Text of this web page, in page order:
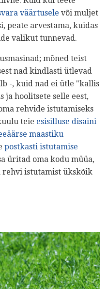
väärtusele või muljet
peate arvestama, kuidas
valikut tunnevad.
mõned teist
nad kindlasti ütlevad
-, kuid nad ei ütle "kallis
ja hoolitsete selle eest,
rehvide istutamiseks
teie esisilluse disaini
maastiku
postkasti istutamise
üritad oma kodu müüa,
rehvi istutamist ükskõik